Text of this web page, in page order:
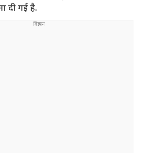
दी गई है.